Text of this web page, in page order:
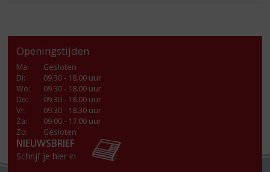
Openingstijden
Ma:
Gesloten
Di:
09.30 - 18.00 uur
Wo:
09.30 - 18.00 uur
Do:
09.30 - 18.00 uur
Vr:
09.30 - 18.30 uur
Za:
09.00 - 17.00 uur
Zo:
Gesloten
NIEUWSBRIEF
Schrijf je hier in